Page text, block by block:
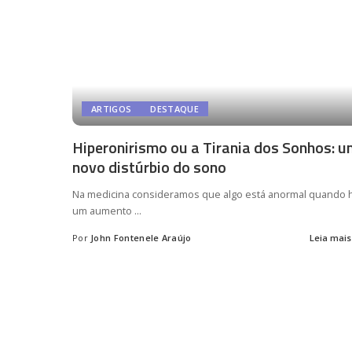
ARTIGOS DESTAQUE
Hiperonirismo ou a Tirania dos Sonhos:
novo distúrbio do sono
Na medicina consideramos que algo está anormal quando
um aumento ...
Posted
Por John Fontenele Araújo Leia mais